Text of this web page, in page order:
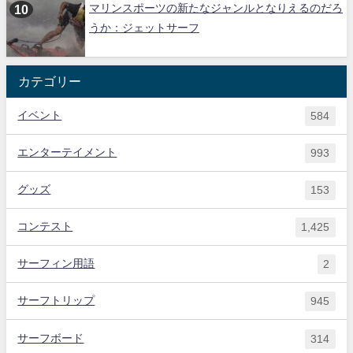
マリンスポーツの新たなジャンルとなりえるのだろ
うか：ジェットサーフ
カテゴリー
イベント 584
エンターテイメント 993
グッズ 153
コンテスト 1,425
サーフィン用語 2
サーフトリップ 945
サーフボード 314